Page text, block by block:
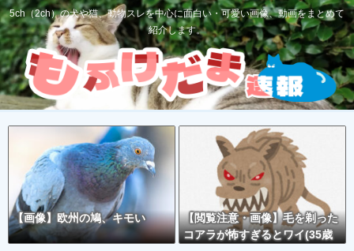
5ch（2ch）の犬や猫、動物スレを中心に面白い・可愛い画像、動画をまとめて
紹介します。
【画像】欧州の鳩、キモい
【閲覧注意・画像】毛を剃った
コアラが怖すぎるとワイ(35歳